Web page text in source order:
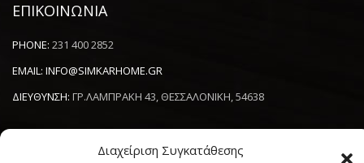
Διαχείριση Συγκατάθεσης
ΕΠΙΚΟΙΝΩΝΙΑ
PHONE: 231 400 2852
EMAIL: INFO@SIMKARHOME.GR
ΔΙΕΥΘΥΝΣΗ: ΓΡ.ΛΑΜΠΡΑΚΗ 43, ΘΕΣΣΑΛΟΝΙΚΗ, 54638